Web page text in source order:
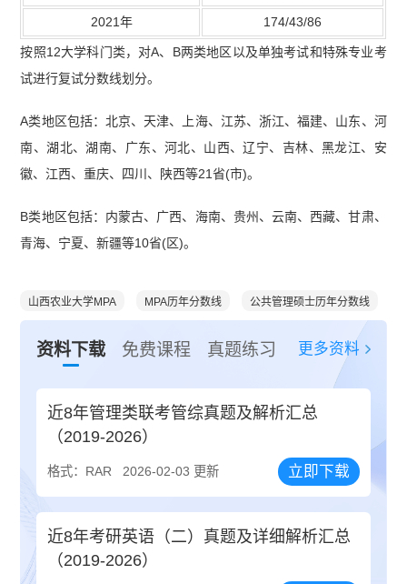
2021年 174/43/86
按照12大学科门类，对A、B两类地区以及单独考试和特殊专业考
试进行复试分数线划分。
A类地区包括：北京、天津、上海、江苏、浙江、福建、山东、河
南、湖北、湖南、广东、河北、山西、辽宁、吉林、黑龙江、安
徽、江西、重庆、四川、陕西等21省(市)。
B类地区包括：内蒙古、广西、海南、贵州、云南、西藏、甘肃、
青海、宁夏、新疆等10省(区)。
山西农业大学MPA MPA历年分数线 公共管理硕士历年分数线
资料下载 免费课程 真题练习 更多资料
近8年管理类联考管综真题及解析汇总
（2019-2026）
格式：RAR 2026-02-03 更新 立即下载
近8年考研英语（二）真题及详细解析汇总
（2019-2026）